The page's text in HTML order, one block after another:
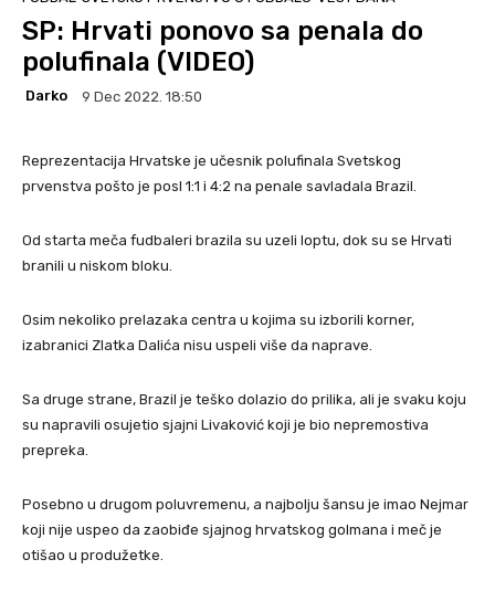
SP: Hrvati ponovo sa penala do
polufinala (VIDEO)
Darko 9 Dec 2022. 18:50
Reprezentacija Hrvatske je učesnik polufinala Svetskog
prvenstva pošto je posl 1:1 i 4:2 na penale savladala Brazil.
Od starta meča fudbaleri brazila su uzeli loptu, dok su se Hrvati
branili u niskom bloku.
Osim nekoliko prelazaka centra u kojima su izborili korner,
izabranici Zlatka Dalića nisu uspeli više da naprave.
Sa druge strane, Brazil je teško dolazio do prilika, ali je svaku koju
su napravili osujetio sjajni Livaković koji je bio nepremostiva
prepreka.
Posebno u drugom poluvremenu, a najbolju šansu je imao Nejmar
koji nije uspeo da zaobiđe sjajnog hrvatskog golmana i meč je
otišao u produžetke.